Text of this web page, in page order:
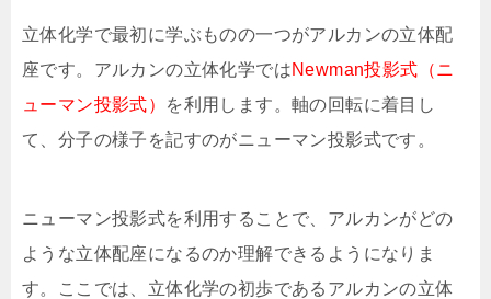
立体化学で最初に学ぶものの一つがアルカンの立体配
座です。アルカンの立体化学ではNewman投影式（ニ
ューマン投影式）
を利用します。軸の回転に着目し
て、分子の様子を記すのがニューマン投影式です。
ニューマン投影式を利用することで、アルカンがどの
ような立体配座になるのか理解できるようになりま
す。ここでは、立体化学の初歩であるアルカンの立体